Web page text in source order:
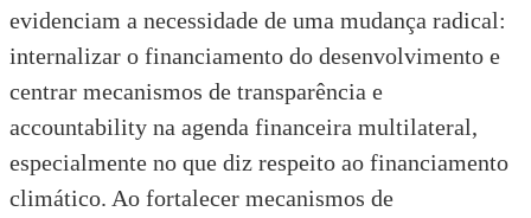
evidenciam a necessidade de uma mudança radical:
internalizar o financiamento do desenvolvimento e
centrar mecanismos de transparência e
accountability na agenda financeira multilateral,
especialmente no que diz respeito ao financiamento
climático. Ao fortalecer mecanismos de